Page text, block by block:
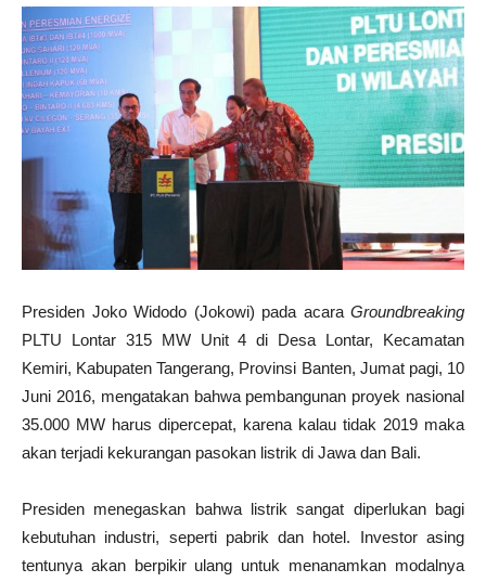
Presiden Joko Widodo (Jokowi) pada acara Groundbreaking
PLTU Lontar 315 MW Unit 4 di Desa Lontar, Kecamatan
Kemiri, Kabupaten Tangerang, Provinsi Banten, Jumat pagi, 10
Juni 2016, mengatakan bahwa pembangunan proyek nasional
35.000 MW harus dipercepat, karena kalau tidak 2019 maka
akan terjadi kekurangan pasokan listrik di Jawa dan Bali.
‎Presiden menegaskan bahwa listrik sangat diperlukan bagi
kebutuhan industri, seperti pabrik dan hotel. Investor asing
tentunya akan berpikir ulang untuk menanamkan modalnya